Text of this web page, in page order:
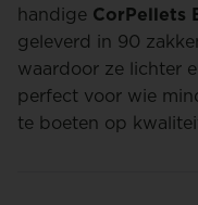
handige CorPellets
geleverd in 90
waardoor ze lichter
perfect voor wie
te boeten op